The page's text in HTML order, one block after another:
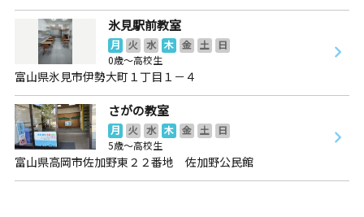
氷見駅前教室
月 火 水 木 金 土
日
0歳～高校生
富山県氷見市伊勢大町１丁目１－４
さがの教室
月 火 水 木 金 土
日
5歳～高校生
富山県高岡市佐加野東２２番地 佐加野公民館